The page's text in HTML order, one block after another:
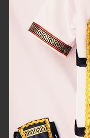
части платья
двухслойные.Верхняя
часть платья:
нижний слой –